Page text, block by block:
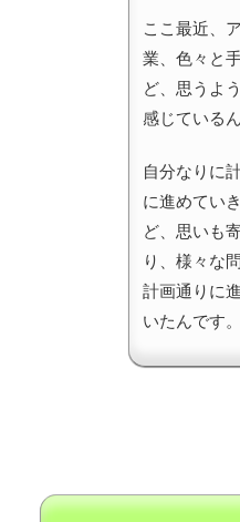
ここ最近、
業、色々と
ど、思うよ
感じているん
自分なりに
に進めてい
ど、思いも
り、様々な
計画通りに
いたんです。